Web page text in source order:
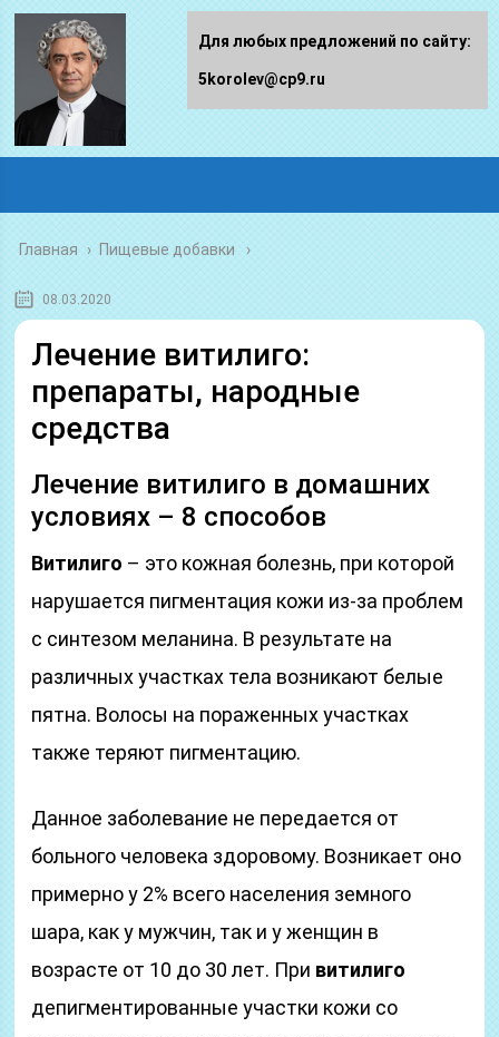
Главная › Пищевые добавки
08.03.2020
Лечение витилиго:
препараты, народные
средства
Лечение витилиго в домашних
условиях – 8 способов
Витилиго – это кожная болезнь, при которой
нарушается пигментация кожи из-за проблем
с синтезом меланина. В результате на
различных участках тела возникают белые
пятна. Волосы на пораженных участках
также теряют пигментацию.
Данное заболевание не передается от
больного человека здоровому. Возникает оно
примерно у 2% всего населения земного
шара, как у мужчин, так и у женщин в
возрасте от 10 до 30 лет. При витилиго
депигментированные участки кожи со
Для любых предложений по сайту:
5korolev@cp9.ru